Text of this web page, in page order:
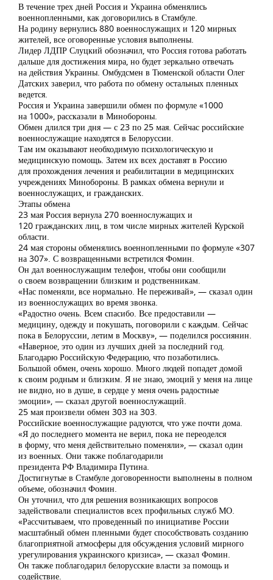
В течение трех дней Россия и Украина обменялись
военнопленными, как договорились в Стамбуле.
На родину вернулись 880 военнослужащих и 120 мирных
жителей, все оговоренные условия выполнены.
Лидер ЛДПР Слуцкий обозначил, что Россия готова работать
дальше для достижения мира, но будет зеркально отвечать
на действия Украины. Омбудсмен в Тюменской области Олег
Датских заверил, что работа по обмену остальных пленных
ведется.
Россия и Украина завершили обмен по формуле «1000
на 1000», рассказали в Минобороны.
Обмен длился три дня — с 23 по 25 мая. Сейчас российские
военнослужащие находятся в Белоруссии.
Там им оказывают необходимую психологическую и
медицинскую помощь. Затем их всех доставят в Россию
для прохождения лечения и реабилитации в медицинских
учреждениях Минобороны. В рамках обмена вернули и
военнослужащих, и гражданских.
Этапы обмена
23 мая Россия вернула 270 военнослужащих и
120 гражданских лиц, в том числе мирных жителей Курской
области.
24 мая стороны обменялись военнопленными по формуле «307
на 307». С возвращенными встретился Фомин.
Он дал военнослужащим телефон, чтобы они сообщили
о своем возвращении близким и родственникам.
«Нас поменяли, все нормально. Не переживай», — сказал один
из военнослужащих во время звонка.
«Радостно очень. Всем спасибо. Все предоставили —
медицину, одежду и покушать, поговорили с каждым. Сейчас
пока в Белоруссии, летим в Москву», — поделился россиянин.
«Наверное, это один из лучших дней за последний год.
Благодарю Российскую Федерацию, что позаботились.
Большой обмен, очень хорошо. Много людей попадет домой
к своим родным и близким. Я не знаю, эмоций у меня на лице
не видно, но в душе, в сердце у меня очень радостные
эмоции», — сказал другой военнослужащий.
25 мая произвели обмен 303 на 303.
Российские военнослужащие радуются, что уже почти дома.
«Я до последнего момента не верил, пока не переоделся
в форму, что меня действительно поменяли», — сказал один
из военных. Они также поблагодарили
президента РФ Владимира Путина.
Достигнутые в Стамбуле договоренности выполнены в полном
объеме, обозначил Фомин.
Он уточнил, что для решения возникающих вопросов
задействовали специалистов всех профильных служб МО.
«Рассчитываем, что проведенный по инициативе России
масштабный обмен пленными будет способствовать созданию
благоприятной атмосферы для обсуждения условий мирного
урегулирования украинского кризиса», — сказал Фомин.
Он также поблагодарил белорусские власти за помощь и
содействие.